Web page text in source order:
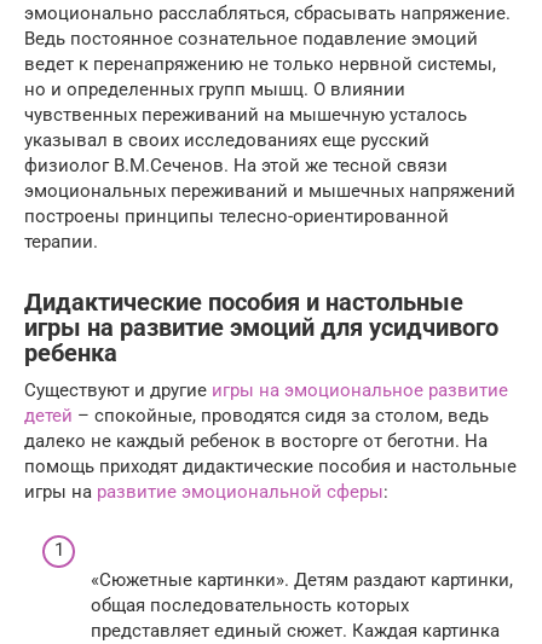
эмоционально расслабляться, сбрасывать напряжение.
Ведь постоянное сознательное подавление эмоций
ведет к перенапряжению не только нервной системы,
но и определенных групп мышц. О влиянии
чувственных переживаний на мышечную усталось
указывал в своих исследованиях еще русский
физиолог В.М.Сеченов. На этой же тесной связи
эмоциональных переживаний и мышечных напряжений
построены принципы телесно-ориентированной
терапии.
Дидактические пособия и настольные
игры на развитие эмоций для усидчивого
ребенка
Существуют и другие игры на эмоциональное развитие
детей – спокойные, проводятся сидя за столом, ведь
далеко не каждый ребенок в восторге от беготни. На
помощь приходят дидактические пособия и настольные
игры на развитие эмоциональной сферы:
«Сюжетные картинки». Детям раздают картинки,
общая последовательность которых
представляет единый сюжет. Каждая картинка